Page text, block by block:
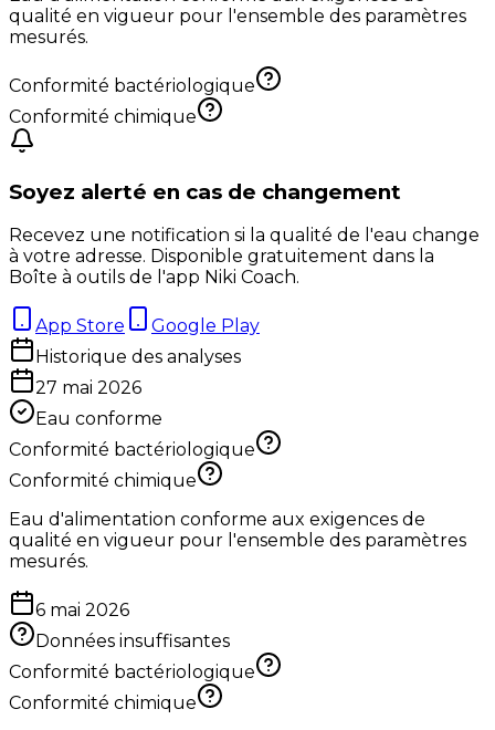
qualité en vigueur pour l'ensemble des paramètres
mesurés.
Conformité bactériologique
Conformité chimique
Soyez alerté en cas de changement
Recevez une notification si la qualité de l'eau change
à votre adresse. Disponible gratuitement dans la
Boîte à outils de l'app Niki Coach.
App Store
Google Play
Historique des analyses
27 mai 2026
Eau conforme
Conformité bactériologique
Conformité chimique
Eau d'alimentation conforme aux exigences de
qualité en vigueur pour l'ensemble des paramètres
mesurés.
6 mai 2026
Données insuffisantes
Conformité bactériologique
Conformité chimique